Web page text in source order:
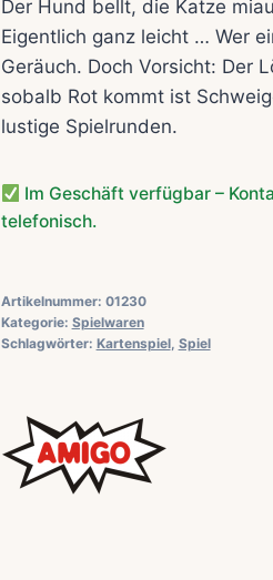
Der Hund bellt, die Katze
Eigentlich ganz leicht … Wer
Geräuch. Doch Vorsicht: Der
sobalb Rot kommt ist
lustige Spielrunden.
Im Geschäft verfügbar –
telefonisch.
Artikelnummer: 01230
Kategorie: Spielwaren
Schlagwörter: Kartenspiel, Spiel